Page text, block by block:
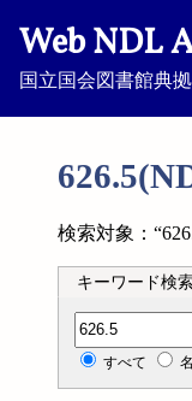
Web NDL
国立国会図書館典
検索対象：
キーワード検
分類記号検索
すべて